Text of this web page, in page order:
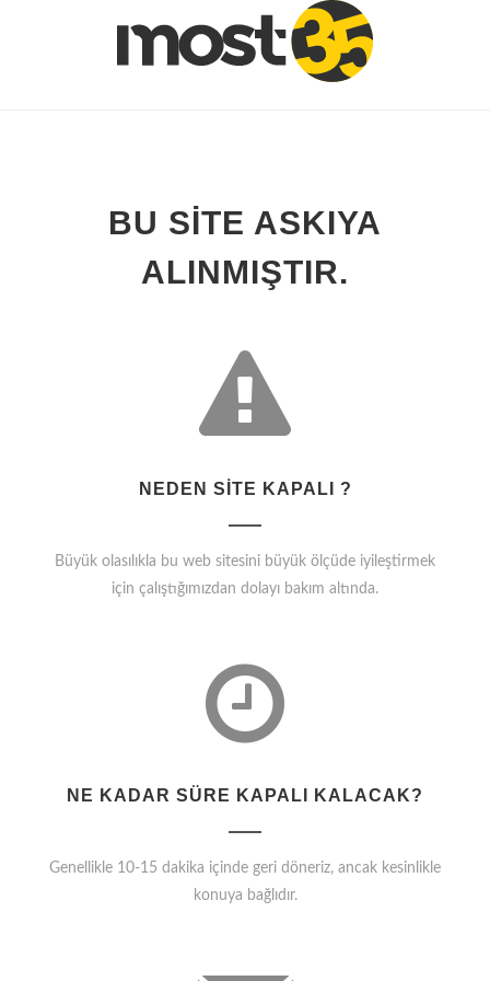
BU SITE ASKIYA
ALINMIŞTIR.
NEDEN SITE KAPALI ?
Büyük olasılıkla bu web sitesini büyük ölçüde iyileştirmek
için çalıştığımızdan dolayı bakım altında.
NE KADAR SÜRE KAPALI KALACAK?
Genellikle 10-15 dakika içinde geri döneriz, ancak kesinlikle
konuya bağlıdır.